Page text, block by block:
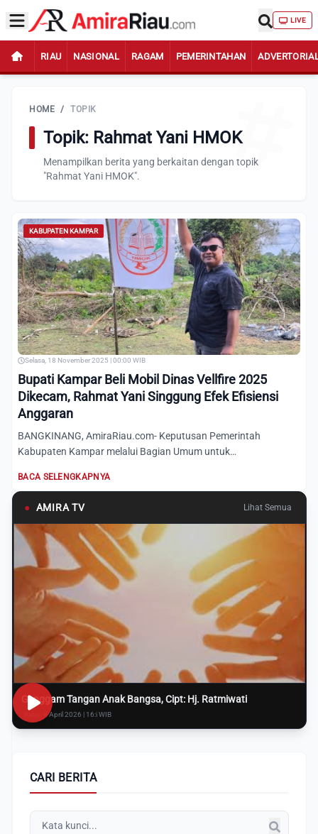
LIVE
RIAU NASIONAL RAGAM PEMERINTAHAN
HOME / TOPIK
Topik: Rahmat Yani HMOK
Menampilkan berita yang berkaitan dengan topik
"Rahmat Yani HMOK".
KABUPATEN KAMPAR
Selasa, 18 November 2025 | 00:00 WIB
Bupati Kampar Beli Mobil Dinas Vellfire 2025
Dikecam, Rahmat Yani Singgung Efek Efisiensi
Anggaran
BANGKINANG, AmiraRiau.com- Keputusan Pemerintah
Kabupaten Kampar melalui Bagian Umum untuk
BACA SELENGKAPNYA
● AMIRA TV Lihat Semua
Genggam Tangan Anak Bangsa, Cipt: Hj. Ratmiwati
Rabu, 8 April 2026 | 16:i WIB
CARI BERITA